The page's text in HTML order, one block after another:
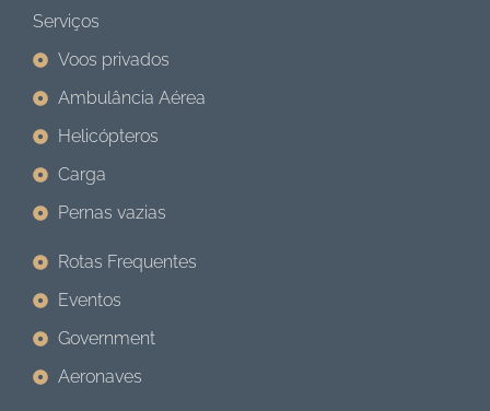
Serviços
Voos privados
Ambulância Aérea
Helicópteros
Carga
Pernas vazias
Rotas Frequentes
Eventos
Government
Aeronaves